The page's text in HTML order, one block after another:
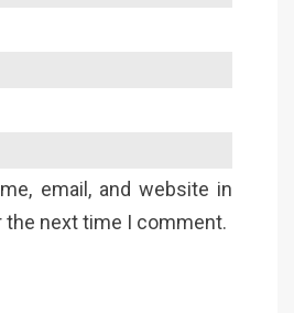
email, and website in
next time I comment.